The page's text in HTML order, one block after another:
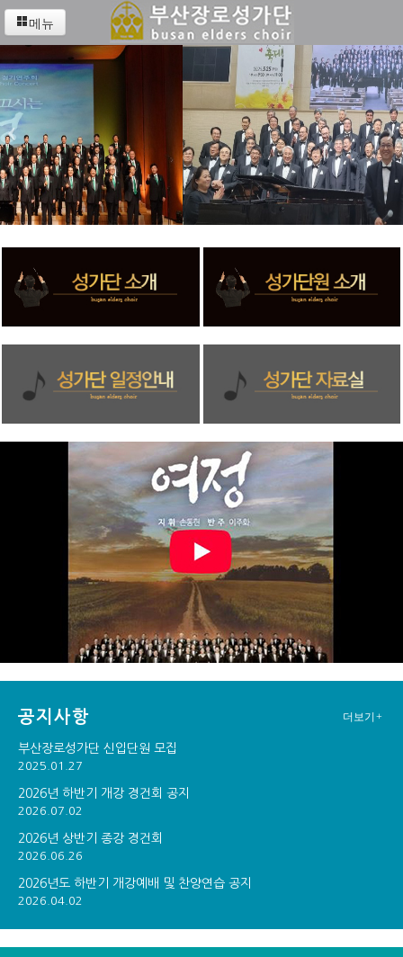
메뉴
‹ ›
공지사항 더보기+
부산장로성가단 신입단원 모집
2025.01.27
2026년 하반기 개강 경건회 공지
2026.07.02
2026년 상반기 종강 경건회
2026.06.26
2026년도 하반기 개강예배 및 찬양연습 공지
2026.04.02